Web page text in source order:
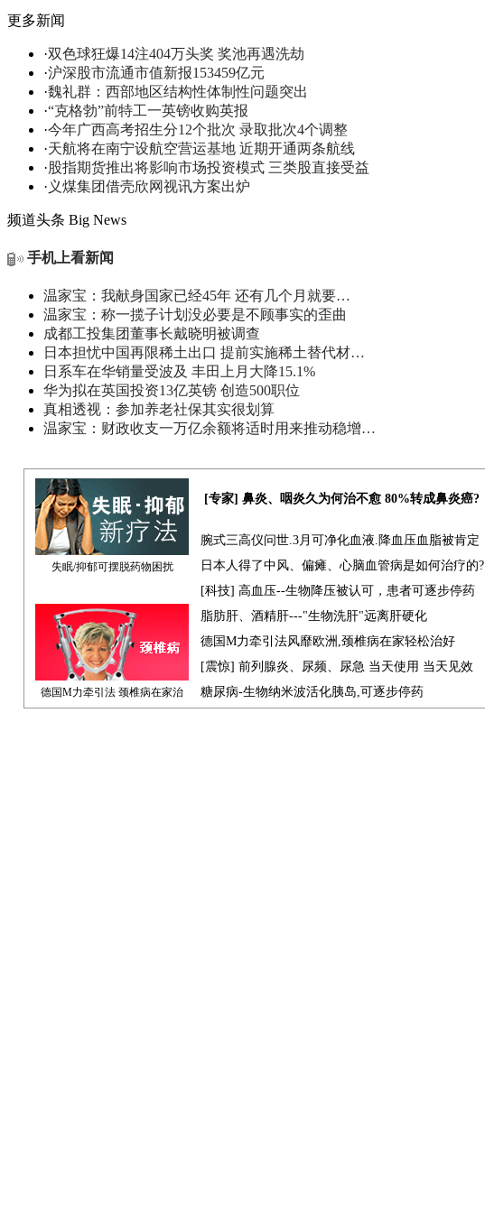
更多新闻
·双色球狂爆14注404万头奖 奖池再遇洗劫
·沪深股市流通市值新报153459亿元
·魏礼群：西部地区结构性体制性问题突出
·“克格勃”前特工一英镑收购英报
·今年广西高考招生分12个批次 录取批次4个调整
·天航将在南宁设航空营运基地 近期开通两条航线
· 股指期货推出将影响市场投资模式 三类股直接受益
· 义煤集团借壳欣网视讯方案出炉
频道头条 Big News
手机上看新闻
温家宝：我献身国家已经45年 还有几个月就要…
温家宝：称一揽子计划没必要是不顾事实的歪曲
成都工投集团董事长戴晓明被调查
日本担忧中国再限稀土出口 提前实施稀土替代材…
日系车在华销量受波及 丰田上月大降15.1%
华为拟在英国投资13亿英镑 创造500职位
真相透视：参加养老社保其实很划算
温家宝：财政收支一万亿余额将适时用来推动稳增…
失眠/抑郁可摆脱药物困扰
[专家] 鼻炎、咽炎久为何治不愈 80%转成鼻炎癌?
腕式三高仪问世.3月可净化血液.降血压血脂被肯定
日本人得了中风、偏瘫、心脑血管病是如何治疗的?
[科技] 高血压--生物降压被认可，患者可逐步停药
德国M力牵引法 颈椎病在家治
脂肪肝、酒精肝---"生物洗肝"远离肝硬化
德国M力牵引法风靡欧洲,颈椎病在家轻松治好
[震惊] 前列腺炎、尿频、尿急 当天使用 当天见效
糖尿病-生物纳米波活化胰岛,可逐步停药